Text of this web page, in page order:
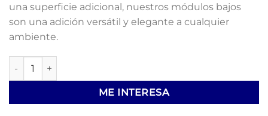
una superficie adicional, nuestros módulos bajos
son una adición versátil y elegante a cualquier
ambiente.
Mueble de TV Vela cantidad
ME INTERESA